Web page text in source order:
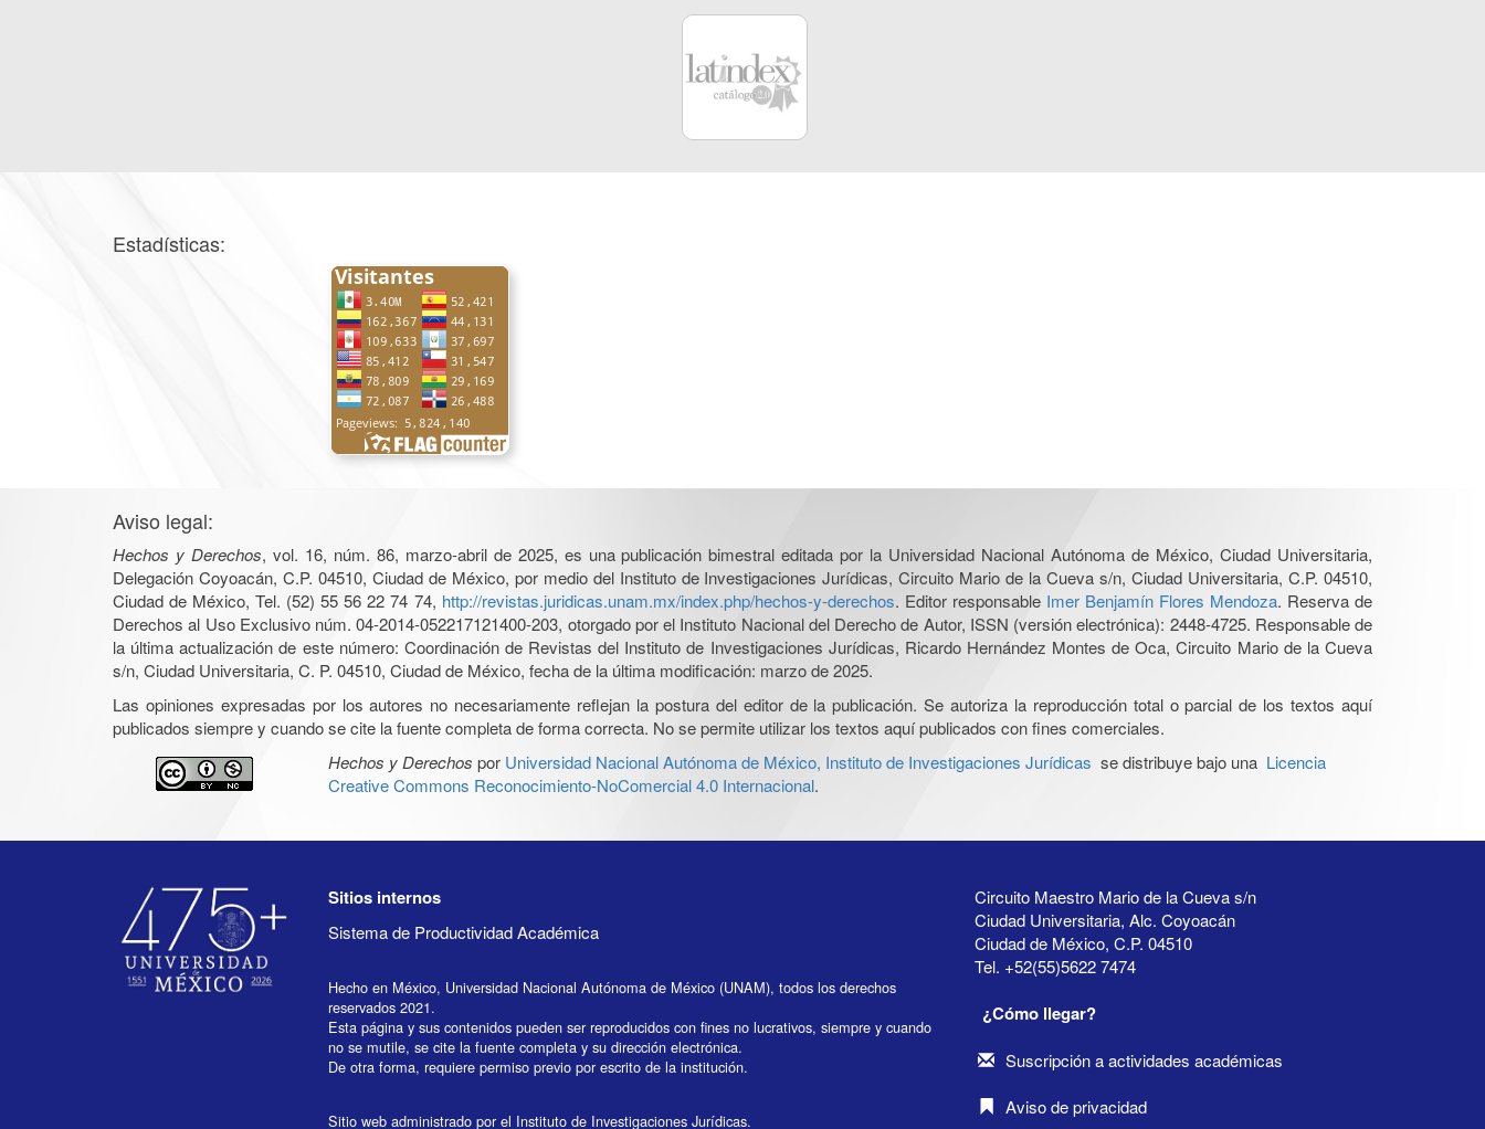
Estadísticas:
Aviso legal:
Hechos y Derechos, vol. 16, núm. 86, marzo-abril de 2025, es una publicación bimestral editada por la Universidad Nacional Autónoma de México, Ciudad Universitaria,
Delegación Coyoacán, C.P. 04510, Ciudad de México, por medio del Instituto de Investigaciones Jurídicas, Circuito Mario de la Cueva s/n, Ciudad Universitaria, C.P. 04510,
Ciudad de México, Tel. (52) 55 56 22 74 74, http://revistas.juridicas.unam.mx/index.php/hechos-y-derechos. Editor responsable Imer Benjamín Flores Mendoza. Reserva de
Derechos al Uso Exclusivo núm. 04-2014-052217121400-203, otorgado por el Instituto Nacional del Derecho de Autor, ISSN (versión electrónica): 2448-4725. Responsable de
la última actualización de este número: Coordinación de Revistas del Instituto de Investigaciones Jurídicas, Ricardo Hernández Montes de Oca, Circuito Mario de la Cueva
s/n, Ciudad Universitaria, C. P. 04510, Ciudad de México, fecha de la última modificación: marzo de 2025.
Las opiniones expresadas por los autores no necesariamente reflejan la postura del editor de la publicación. Se autoriza la reproducción total o parcial de los textos aquí
publicados siempre y cuando se cite la fuente completa de forma correcta. No se permite utilizar los textos aquí publicados con fines comerciales.
Hechos y Derechos por Universidad Nacional Autónoma de México, Instituto de Investigaciones Jurídicas se distribuye bajo una Licencia
Creative Commons Reconocimiento-NoComercial 4.0 Internacional.
Sitios internos
Sistema de Productividad Académica
Hecho en México, Universidad Nacional Autónoma de México (UNAM), todos los derechos
reservados 2021.
Esta página y sus contenidos pueden ser reproducidos con fines no lucrativos, siempre y cuando
no se mutile, se cite la fuente completa y su dirección electrónica.
De otra forma, requiere permiso previo por escrito de la institución.
Sitio web administrado por el Instituto de Investigaciones Jurídicas.
Circuito Maestro Mario de la Cueva s/n
Ciudad Universitaria, Alc. Coyoacán
Ciudad de México, C.P. 04510
Tel. +52(55)5622 7474
¿Cómo llegar?
Suscripción a actividades académicas
Aviso de privacidad